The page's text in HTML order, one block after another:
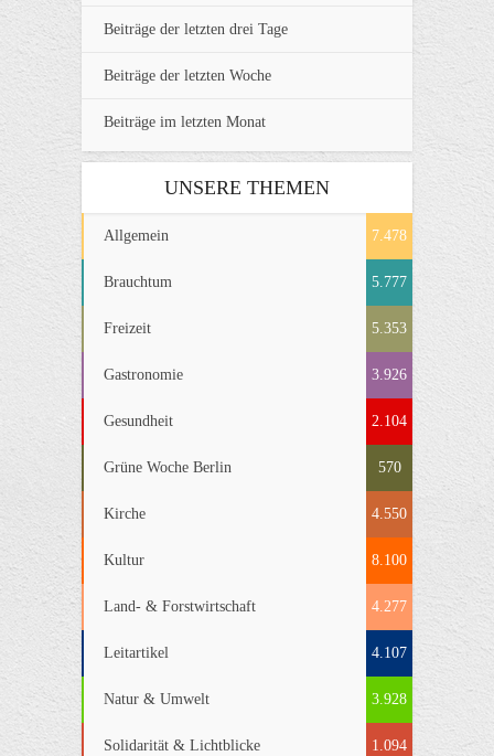
Beiträge der letzten drei Tage
Beiträge der letzten Woche
Beiträge im letzten Monat
UNSERE THEMEN
Allgemein 7.478
Brauchtum 5.777
Freizeit 5.353
Gastronomie 3.926
Gesundheit 2.104
Grüne Woche Berlin 570
Kirche 4.550
Kultur 8.100
Land- & Forstwirtschaft 4.277
Leitartikel 4.107
Natur & Umwelt 3.928
Solidarität & Lichtblicke 1.094